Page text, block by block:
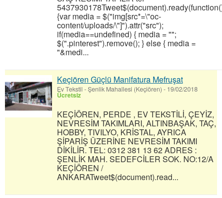
{var media = $("img[src*=\"oc-
content/uploads/\"]").attr("src");
if(media==undefined) { media = "";
$(".pinterest").remove(); } else { media =
"&medi...
Keçiören Güçlü Manifatura Mefruşat
Ev Tekstil -Şenlik Mahallesi (Keçiören) - 19/02/2018
Ücretsiz
KEÇİÖREN, PERDE , EV TEKSTİLİ, ÇEYİZ,
NEVRESİM TAKIMLARI, ALTINBAŞAK, TAÇ,
HOBBY, TIVILYO, KRİSTAL, AYRICA
ŞİPARİŞ ÜZERİNE NEVRESİM TAKIMI
DİKİLİR. TEL: 0312 381 13 62 ADRES :
ŞENLİK MAH. SEDEFCİLER SOK. NO:12/A
KEÇİÖREN /
ANKARATweet$(document).read...